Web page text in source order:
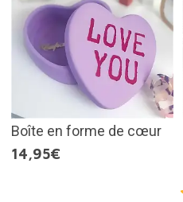
Boîte en forme de cœur
14,95€